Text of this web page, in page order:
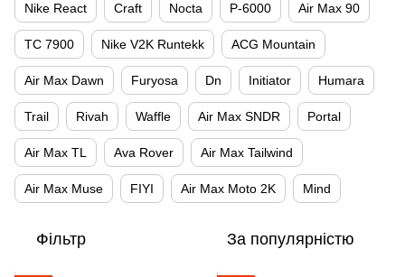
Nike React Craft Nocta P-6000 Air Max 90
TC 7900 Nike V2K Runtekk ACG Mountain
Air Max Dawn Furyosa Dn Initiator Humara
Trail Rivah Waffle Air Max SNDR Portal
Air Max TL Ava Rover Air Max Tailwind
Air Max Muse FIYI Air Max Moto 2K Mind
Фільтр За популярністю